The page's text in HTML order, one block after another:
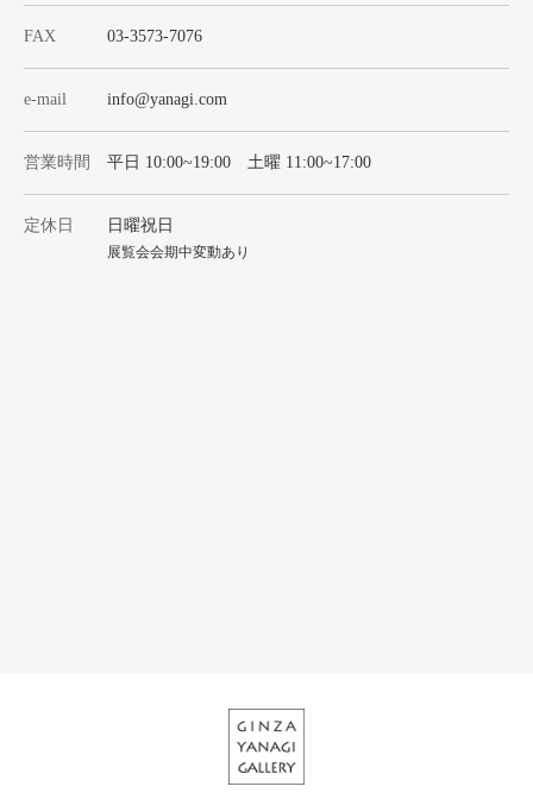
FAX 03-3573-7076
e-mail info@yanagi.com
営業時間 平日 10:00~19:00 土曜 11:00~17:00
定休日 日曜祝日
展覧会会期中変動あり